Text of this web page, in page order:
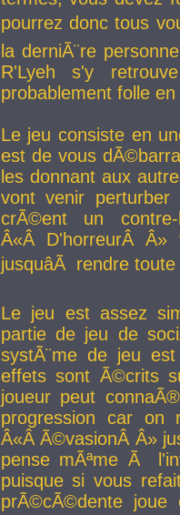
pourrez donc tous
la derniÃ¨re
R'Lyeh s'y
probablement folle
Le jeu consiste en
est de vous
les donnant aux
vont venir perturber
crÃ©ent un
Â«Â D'horreurÂ
jusquâÃ rendre
Le jeu est assez
partie de jeu de
systÃ¨me de jeu
effets sont Ã©crits
joueur peut
progression car
Â«Â Ã©vasionÂ Â»
pense mÃªme Ã
puisque si vous
prÃ©cÃ©dente